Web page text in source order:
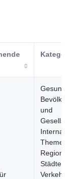
und
Themen,
Städte,
Verkehr,